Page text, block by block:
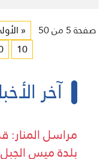
صفحة 5 من 50 «
10
آخر
مراسل
بلدة ميس الجبل